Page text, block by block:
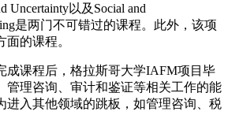
Uncertainty以及Social and
是两门不可错过的课程。此外，该项
面的课程。
课程后，格拉斯哥大学IAFM项目毕
管理咨询、审计和鉴证等相关工作的能
进入其他领域的跳板，如管理咨询、税